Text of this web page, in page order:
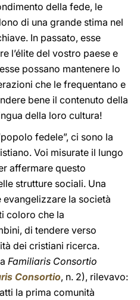
della fede, le
di una grande stima nel
In passato, esse
l’élite del vostro paese e
possano mantenere lo
che le frequentano e
bene il contenuto della
della loro cultura!
fedele”, ci sono la
Voi misurate il lungo
affermare questo
strutture sociali. Una
la società
coloro che la
di tendere verso
dei cristiani ricerca.
Familiaris Consortio
Consortio, n. 2), rilevavo:
la prima comunità